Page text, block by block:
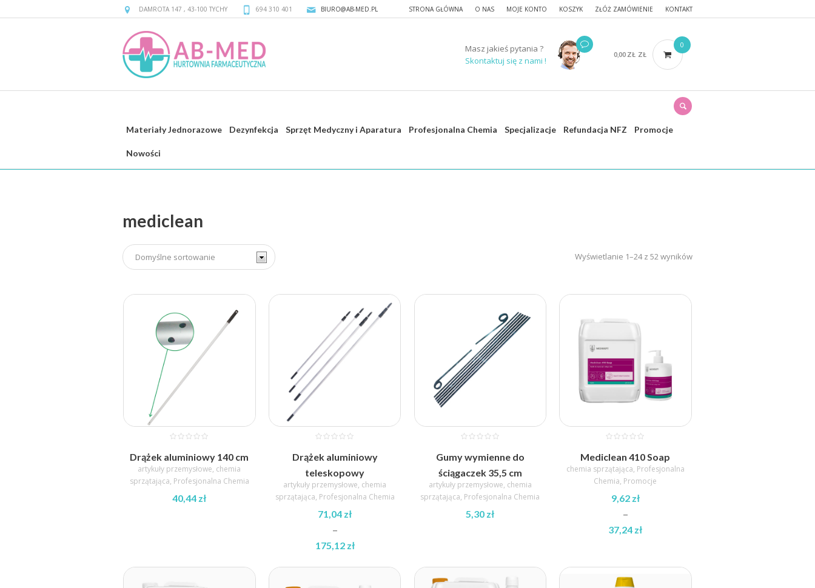
STRONA GŁÓWNA O NAS MOJE KONTO KOSZYK ZŁÓŻ ZAMÓWIENIE KONTAKT
DAMROTA 147 , 43-100 TYCHY 694 310 401 BIURO@AB-MED.PL
Masz jakieś pytania ?
Skontaktuj się z nami !
0,00 ZŁ ZŁ
0
Materiały Jednorazowe Dezynfekcja Sprzęt Medyczny i Aparatura Profesjonalna Chemia Specjalizacje Refundacja NFZ Promocje
Nowości
mediclean
mediclean
Wyświetlanie 1–24 z 52 wyników
Drążek aluminiowy 140 cm
artykuły przemysłowe, chemia
sprzątająca, Profesjonalna Chemia
40,44 zł
Drążek aluminiowy
teleskopowy
artykuły przemysłowe, chemia
sprzątająca, Profesjonalna Chemia
71,04 zł
–
175,12 zł
cen:
Gumy wymienne do
ściągaczek 35,5 cm
artykuły przemysłowe, chemia
sprzątająca, Profesjonalna Chemia
5,30 zł
Mediclean 410 Soap
chemia sprzątająca, Profesjonalna
Chemia, Promocje
9,62 zł
–
37,24 zł
od